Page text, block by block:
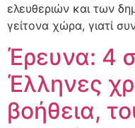
ελευθεριών και των
γείτονα χώρα, γιατί
Έρευνα: 4
Έλληνες
βοήθεια,